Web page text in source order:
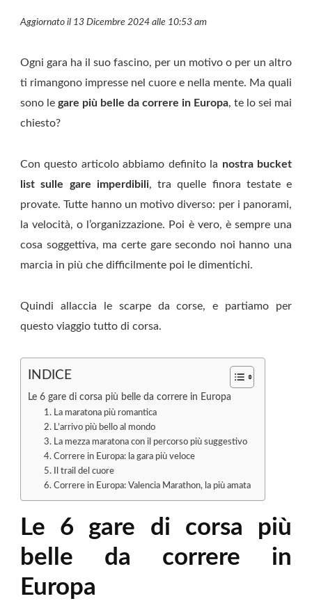
Aggiornato il 13 Dicembre 2024 alle 10:53 am
Ogni gara ha il suo fascino, per un motivo o per un altro
ti rimangono impresse nel cuore e nella mente. Ma quali
sono le gare più belle da correre in Europa, te lo sei mai
chiesto?
Con questo articolo abbiamo definito la nostra bucket
list sulle gare imperdibili, tra quelle finora testate e
provate. Tutte hanno un motivo diverso: per i panorami,
la velocità, o l’organizzazione. Poi è vero, è sempre una
cosa soggettiva, ma certe gare secondo noi hanno una
marcia in più che difficilmente poi le dimentichi.
Quindi allaccia le scarpe da corse, e partiamo per
questo viaggio tutto di corsa.
INDICE
Le 6 gare di corsa più belle da correre in Europa
1. La maratona più romantica
2. L’arrivo più bello al mondo
3. La mezza maratona con il percorso più suggestivo
4. Correre in Europa: la gara più veloce
5. Il trail del cuore
6. Correre in Europa: Valencia Marathon, la più amata
Le 6 gare di corsa più
belle da correre in
Europa